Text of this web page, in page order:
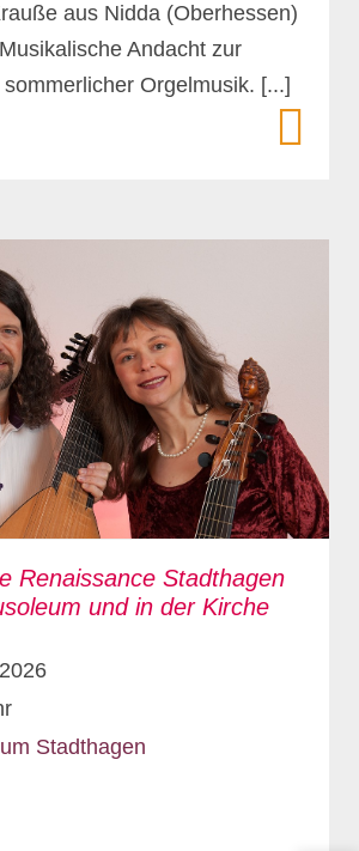
aus Nidda (Oberhessen)
Andacht zur
Orgelmusik. [...]
Renaissance Stadthagen
und in der Kirche
2026
Stadthagen